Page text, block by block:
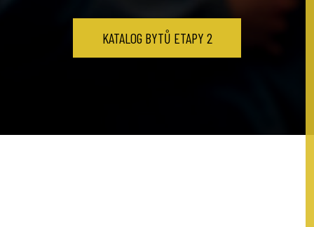
KATALOG BYTŮ ETAPY 2